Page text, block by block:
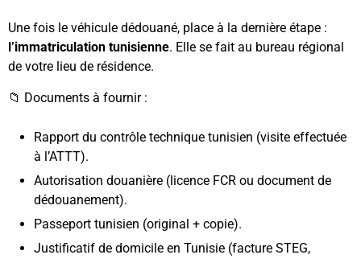
Une fois le véhicule dédouané, place à la dernière étape :
l’immatriculation tunisienne. Elle se fait au bureau régional
de votre lieu de résidence.
📁 Documents à fournir :
Rapport du contrôle technique tunisien (visite effectuée
à l’ATTT).
Autorisation douanière (licence FCR ou document de
dédouanement).
Passeport tunisien (original + copie).
Justificatif de domicile en Tunisie (facture STEG,